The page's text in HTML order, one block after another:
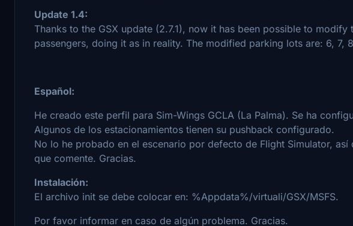
Update 1.4:
Thanks to the GSX update (2.7.1), now it has been possible to
passengers, doing it as in reality. The modified parking lots are: 6, 7,
Español:
He creado este perfil para Sim-Wings GCLA (La Palma). Se ha
Algunos de los estacionamientos tienen su pushback configurado.
No lo he probado en el escenario por defecto de Flight Simulator,
que comente. Gracias.
Instalación:
El archivo init se debe colocar en: %Appdata%/virtuali/GSX/MSFS.
Por favor informar en caso de algún problema. Gracias.